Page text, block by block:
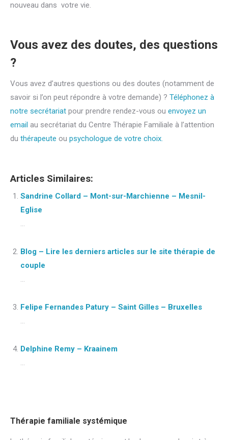
nouveau dans votre vie.
Vous avez des doutes, des questions
?
Vous avez d’autres questions ou des doutes (notamment de
savoir si l’on peut répondre à votre demande) ? Téléphonez à
notre secrétariat pour prendre rendez-vous ou envoyez un
email au secrétariat du Centre Thérapie Familiale à l’attention
du thérapeute ou psychologue de votre choix.
Articles Similaires:
Sandrine Collard – Mont-sur-Marchienne – Mesnil-
Eglise
...
Blog – Lire les derniers articles sur le site thérapie de
couple
...
Felipe Fernandes Patury – Saint Gilles – Bruxelles
...
Delphine Remy – Kraainem
...
Thérapie familiale systémique